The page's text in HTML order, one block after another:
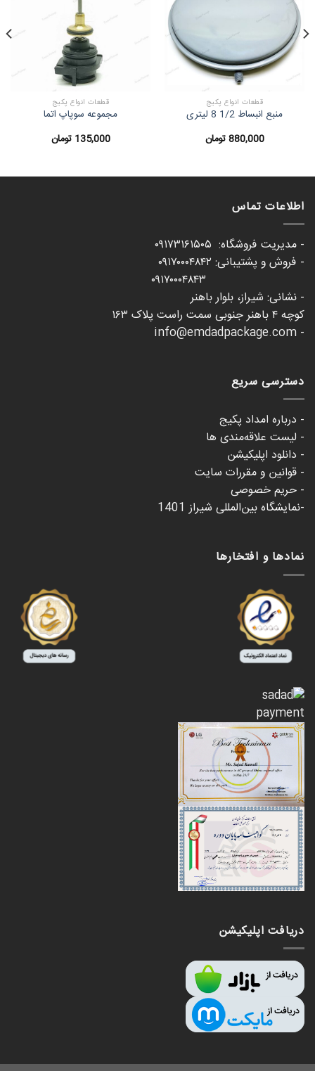
قطعات انواع پکیج
منبع انبساط 1/2 8 لیتری
880,000 تومان
قطعات انواع پکیج
مجموعه سوپاپ اتما
135,000 تومان
اطلاعات تماس
- مدیریت فروشگاه: ۰۹۱۷۳۱۶۱۵۰۵
- فروش و پشتیبانی: ۰۹۱۷۰۰۰۴۸۴۲
- نشانی: شیراز، بلوار باهنر
کوچه ۴ باهنر جنوبی سمت راست پلاک ۱۶۳
- info@emdadpackage.com
دسترسی سریع
- درباره امداد پکیج
- لیست علاقه‌مندی ها
- دانلود اپلیکیشن
- قوانین و مقررات سایت
- حریم خصوصی
-نمایشگاه بین‌المللی شیراز 1401
نمادها و افتخارها
دریافت اپلیکیشن